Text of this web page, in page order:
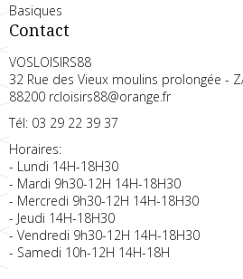
Basiques
Contact
VOSLOISIRS88
32 Rue des Vieux moulins prolongée -
88200 rcloisirs88@orange.fr
Tél: 03 29 22 39 37
Horaires:
- Lundi 14H-18H30
- Mardi 9h30-12H 14H-18H30
- Mercredi 9h30-12H 14H-18H30
- Jeudi 14H-18H30
- Vendredi 9h30-12H 14H-18H30
- Samedi 10h-12H 14H-18H